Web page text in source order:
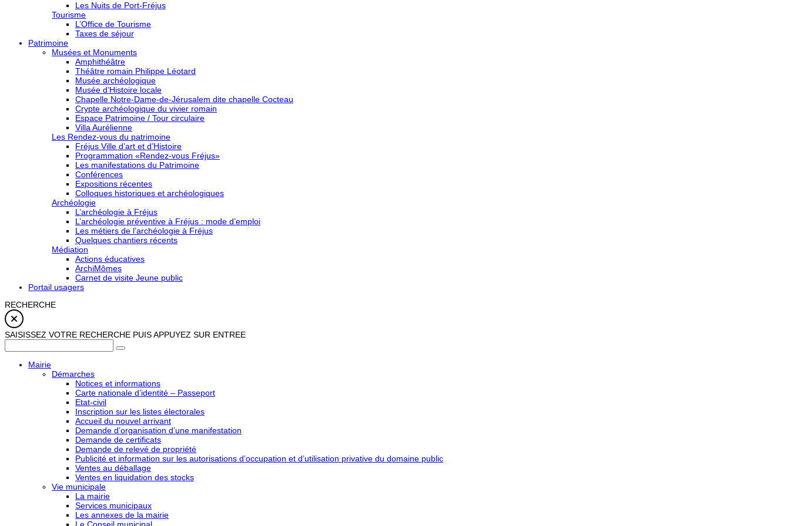
Les Nuits de Port-Fréjus
Tourisme
L’Office de Tourisme
Taxes de séjour
Patrimoine
Musées et Monuments
Amphithéâtre
Théâtre romain Philippe Léotard
Musée archéologique
Musée d’Histoire locale
Chapelle Notre-Dame-de-Jérusalem dite chapelle Cocteau
Crypte archéologique du vivier romain
Espace Patrimoine / Tour circulaire
Villa Aurélienne
Les Rendez-vous du patrimoine
Fréjus Ville d’art et d’Histoire
Programmation «Rendez-vous Fréjus»
Les manifestations du Patrimoine
Conférences
Expositions récentes
Colloques historiques et archéologiques
Archéologie
L’archéologie à Fréjus
L’archéologie préventive à Fréjus : mode d’emploi
Les métiers de l’archéologie à Fréjus
Quelques chantiers récents
Médiation
Actions éducatives
ArchiMômes
Carnet de visite Jeune public
Portail usagers
RECHERCHE
SAISISSEZ VOTRE RECHERCHE PUIS APPUYEZ SUR ENTREE
Mairie
Démarches
Notices et informations
Carte nationale d’identité – Passeport
Etat-civil
Inscription sur les listes électorales
Accueil du nouvel arrivant
Demande d’organisation d’une manifestation
Demande de certificats
Demande de relevé de propriété
Publicité et information sur les autorisations d’occupation et d’utilisation privative du domaine public
Ventes au déballage
Ventes en liquidation des stocks
Vie municipale
La mairie
Services municipaux
Les annexes de la mairie